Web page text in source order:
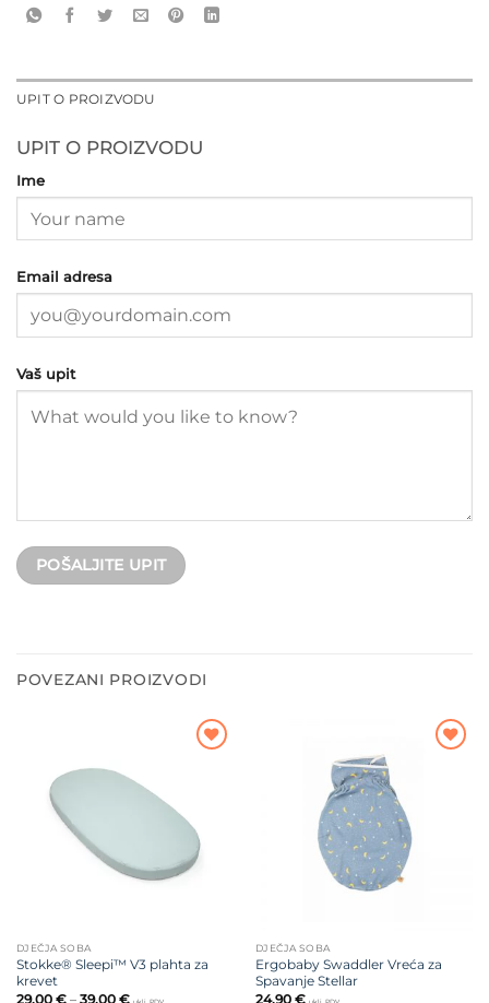
UPIT O PROIZVODU
UPIT O PROIZVODU
Ime
Email adresa
Vaš upit
POVEZANI PROIZVODI
DJEČJA SOBA
Stokke® Sleepi™ V3 plahta za
krevet
29,00 € – 39,00 €Raspon
DJEČJA SOBA
Ergobaby Swaddler Vreća za
Spavanje Stellar
24,90 €